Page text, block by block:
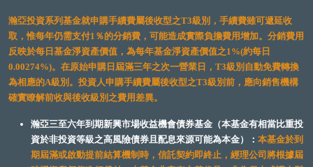
瀚亞投資系列基金就申購手續費屬後收型之T3級別，手續費雖可遞延收
取，惟每年仍需支付1％的分銷費，可能造成實際負擔費用增加。分銷費用
反映於每日基金淨資產價值，為每年基金淨資產價值之1%(約每日
0.00274%)。在原始申購日屆滿三年之次一營業日，T3級別自動免費轉換
為相應的A級別。投資人申購手續費屬後收型之T3級別前，應向銷售機構
確實瞭解前收與後收級別之費用差異。
瀚亞三至六年到期新興市場收益機會債券基金（本基金有相當比重投
資於非投資等級之高風險債券且配息來源可能為本金）： 本基金於到
期屆滿或啟動提前結算機制時，信託契約即終止，經理公司將根據屆